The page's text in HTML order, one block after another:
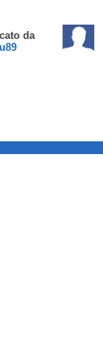
da